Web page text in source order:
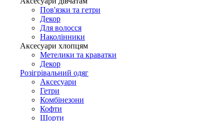
Пов'язки та гетри
Декор
Для волосся
Наколінники
Аксесуари хлопцям
Метелики та краватки
Декор
Розігрівальний одяг
Аксесуари
Гетри
Комбінезони
Кофти
Шорти